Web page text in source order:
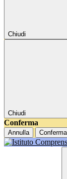
Chiudi
Chiudi
Conferma
Annulla Conferma